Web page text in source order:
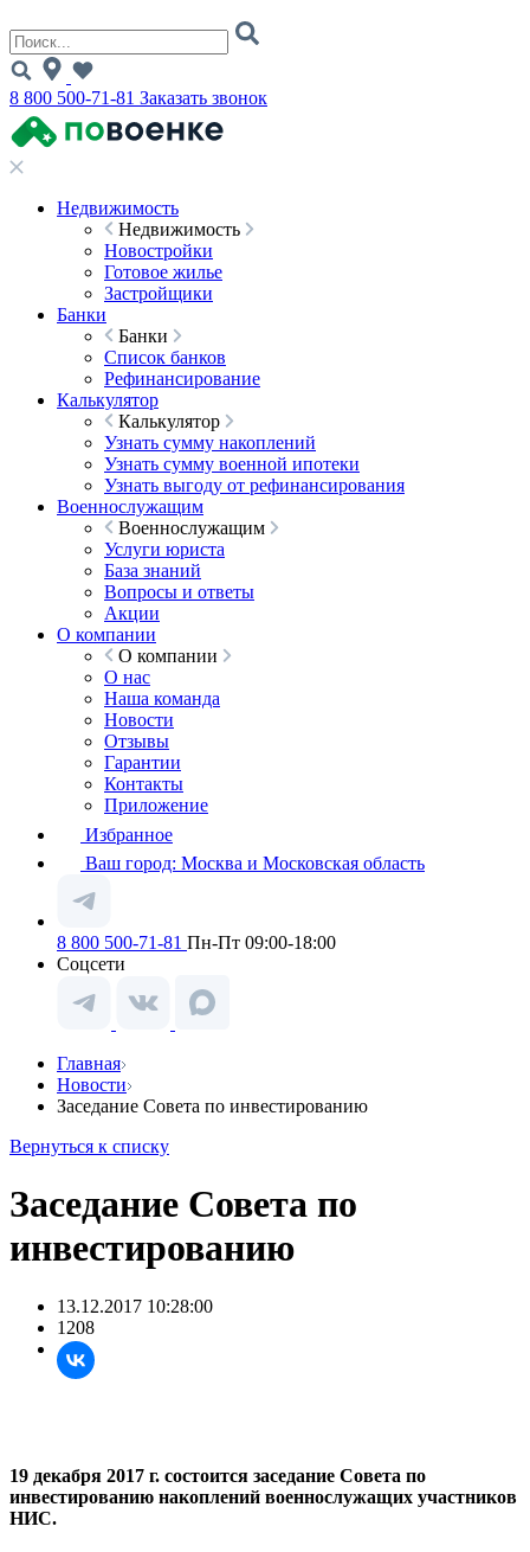
8 800 500-71-81 Заказать звонок
Недвижимость
Недвижимость
Новостройки
Готовое жилье
Застройщики
Банки
Банки
Список банков
Рефинансирование
Калькулятор
Калькулятор
Узнать сумму накоплений
Узнать сумму военной ипотеки
Узнать выгоду от рефинансирования
Военнослужащим
Военнослужащим
Услуги юриста
База знаний
Вопросы и ответы
Акции
О компании
О компании
О нас
Наша команда
Новости
Отзывы
Гарантии
Контакты
Приложение
Избранное
Ваш город: Москва и Московская область
8 800 500-71-81 Пн-Пт 09:00-18:00
Соцсети
Главная
Новости
Заседание Совета по инвестированию
Вернуться к списку
Заседание Совета по
инвестированию
13.12.2017 10:28:00
1208
19 декабря 2017 г. состоится заседание Совета по
инвестированию накоплений военнослужащих участников
НИС.